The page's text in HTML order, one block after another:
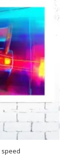
speed